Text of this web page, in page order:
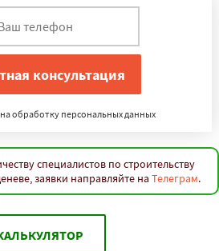
обработку персональных данных
специалистов по строительству
заявки направляйте на Телеграм.